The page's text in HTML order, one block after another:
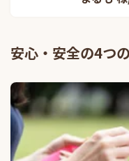
安心・安全の4つ